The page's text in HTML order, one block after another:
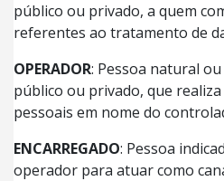
público ou privado, a quem
referentes ao tratamento de
OPERADOR: Pessoa natural
público ou privado, que
pessoais em nome do
ENCARREGADO: Pessoa
operador para atuar como